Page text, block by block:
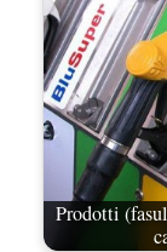
Prodotti